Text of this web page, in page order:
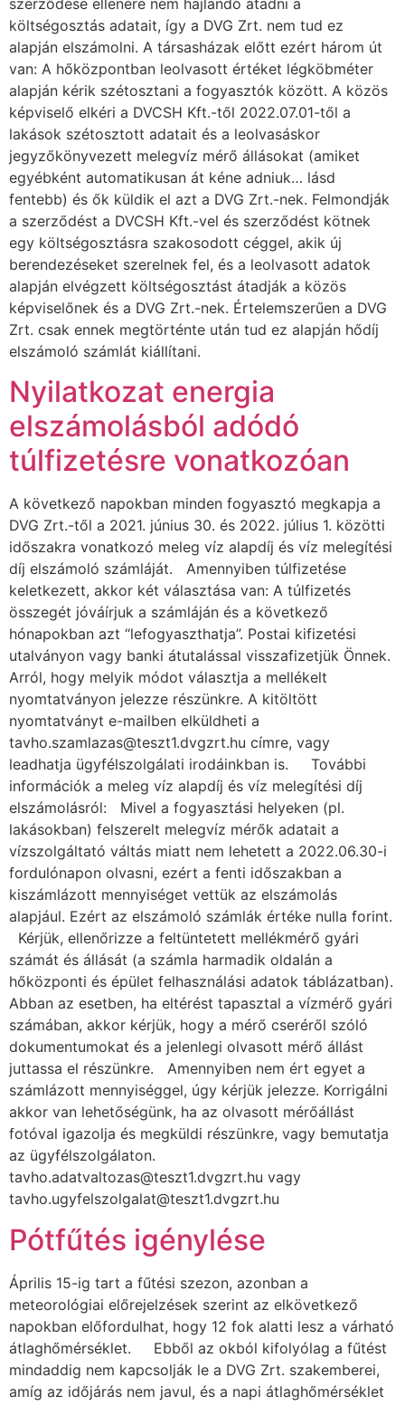
költségosztás adatait, így a DVG Zrt. nem tud ez
alapján elszámolni. A társasházak előtt ezért három út
van: A hőközpontban leolvasott értéket légköbméter
alapján kérik szétosztani a fogyasztók között. A közös
képviselő elkéri a DVCSH Kft.-től 2022.07.01-től a
lakások szétosztott adatait és a leolvasáskor
jegyzőkönyvezett melegvíz mérő állásokat (amiket
egyébként automatikusan át kéne adniuk… lásd
fentebb) és ők küldik el azt a DVG Zrt.-nek. Felmondják
a szerződést a DVCSH Kft.-vel és szerződést kötnek
egy költségosztásra szakosodott céggel, akik új
berendezéseket szerelnek fel, és a leolvasott adatok
alapján elvégzett költségosztást átadják a közös
képviselőnek és a DVG Zrt.-nek. Értelemszerűen a DVG
Zrt. csak ennek megtörténte után tud ez alapján hődíj
elszámoló számlát kiállítani.
Nyilatkozat energia
elszámolásból adódó
túlfizetésre vonatkozóan
A következő napokban minden fogyasztó megkapja a
DVG Zrt.-től a 2021. június 30. és 2022. július 1. közötti
időszakra vonatkozó meleg víz alapdíj és víz melegítési
díj elszámoló számláját. Amennyiben túlfizetése
keletkezett, akkor két választása van: A túlfizetés
összegét jóváírjuk a számláján és a következő
hónapokban azt “lefogyaszthatja”. Postai kifizetési
utalványon vagy banki átutalással visszafizetjük Önnek.
Arról, hogy melyik módot választja a mellékelt
nyomtatványon jelezze részünkre. A kitöltött
nyomtatványt e-mailben elküldheti a
tavho.szamlazas@teszt1.dvgzrt.hu címre, vagy
leadhatja ügyfélszolgálati irodáinkban is. További
információk a meleg víz alapdíj és víz melegítési díj
elszámolásról: Mivel a fogyasztási helyeken (pl.
lakásokban) felszerelt melegvíz mérők adatait a
vízszolgáltató váltás miatt nem lehetett a 2022.06.30-i
fordulónapon olvasni, ezért a fenti időszakban a
kiszámlázott mennyiséget vettük az elszámolás
alapjául. Ezért az elszámoló számlák értéke nulla forint.
Kérjük, ellenőrizze a feltüntetett mellékmérő gyári
számát és állását (a számla harmadik oldalán a
hőközponti és épület felhasználási adatok táblázatban).
Abban az esetben, ha eltérést tapasztal a vízmérő gyári
számában, akkor kérjük, hogy a mérő cseréről szóló
dokumentumokat és a jelenlegi olvasott mérő állást
juttassa el részünkre. Amennyiben nem ért egyet a
számlázott mennyiséggel, úgy kérjük jelezze. Korrigálni
akkor van lehetőségünk, ha az olvasott mérőállást
fotóval igazolja és megküldi részünkre, vagy bemutatja
az ügyfélszolgálaton.
tavho.adatvaltozas@teszt1.dvgzrt.hu vagy
tavho.ugyfelszolgalat@teszt1.dvgzrt.hu
Pótfűtés igénylése
Április 15-ig tart a fűtési szezon, azonban a
meteorológiai előrejelzések szerint az elkövetkező
napokban előfordulhat, hogy 12 fok alatti lesz a várható
átlaghőmérséklet. Ebből az okból kifolyólag a fűtést
mindaddig nem kapcsolják le a DVG Zrt. szakemberei,
amíg az időjárás nem javul, és a napi átlaghőmérséklet